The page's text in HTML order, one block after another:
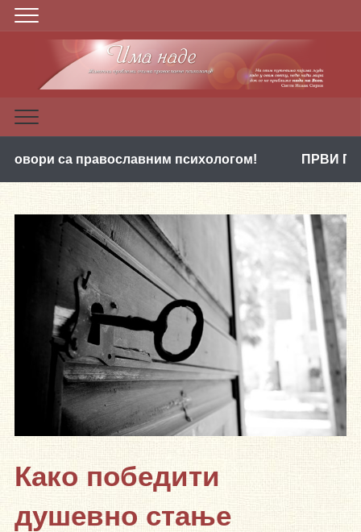
психологом! ПРВИ ПАКЕТ ВИДЕА:
Како победити
душевно стање